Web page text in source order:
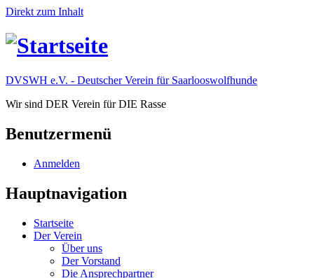
Direkt zum Inhalt
DVSWH e.V. - Deutscher Verein für Saarlooswolfhunde
Wir sind DER Verein für DIE Rasse
Benutzermenü
Anmelden
Hauptnavigation
Startseite
Der Verein
Über uns
Der Vorstand
Die Ansprechpartner